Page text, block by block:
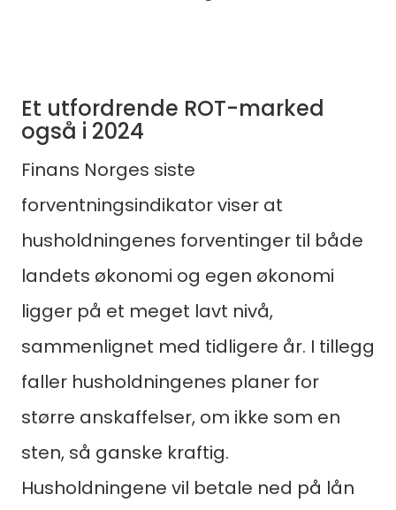
Et utfordrende ROT-marked
også i 2024
Finans Norges siste
forventningsindikator viser at
husholdningenes forventinger til både
landets økonomi og egen økonomi
ligger på et meget lavt nivå,
sammenlignet med tidligere år. I tillegg
faller husholdningenes planer for
større anskaffelser, om ikke som en
sten, så ganske kraftig.
Husholdningene vil betale ned på lån